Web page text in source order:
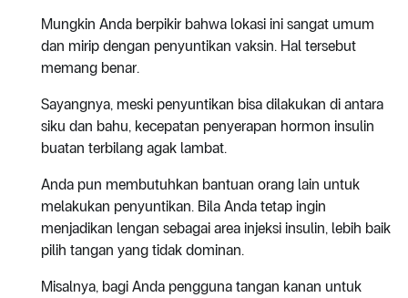
Mungkin Anda berpikir bahwa lokasi ini sangat umum
dan mirip dengan penyuntikan vaksin. Hal tersebut
memang benar.
Sayangnya, meski penyuntikan bisa dilakukan di antara
siku dan bahu, kecepatan penyerapan hormon insulin
buatan terbilang agak lambat.
Anda pun membutuhkan bantuan orang lain untuk
melakukan penyuntikan. Bila Anda tetap ingin
menjadikan lengan sebagai area injeksi insulin, lebih baik
pilih tangan yang tidak dominan.
Misalnya, bagi Anda pengguna tangan kanan untuk